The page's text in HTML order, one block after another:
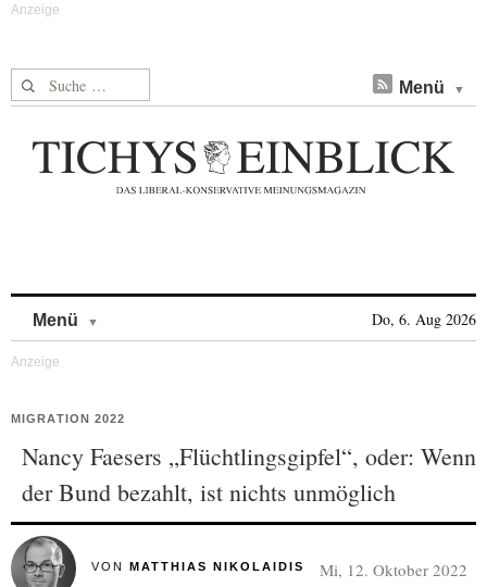
Suche nach: Menü
Menü Do, 6. Aug 2026
MIGRATION 2022
Nancy Faesers „Flüchtlingsgipfel“, oder: Wenn
der Bund bezahlt, ist nichts unmöglich
VON MATTHIAS NIKOLAIDIS Mi, 12. Oktober 2022